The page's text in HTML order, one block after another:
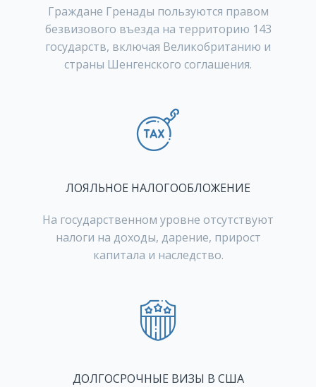
Граждане Гренады пользуются правом
безвизового въезда на территорию 143
государств, включая Великобританию и
страны Шенгенского соглашения.
ЛОЯЛЬНОЕ НАЛОГООБЛОЖЕНИЕ
На государственном уровне отсутствуют
налоги на доходы, дарение, прирост
капитала и наследство.
ДОЛГОСРОЧНЫЕ ВИЗЫ В США